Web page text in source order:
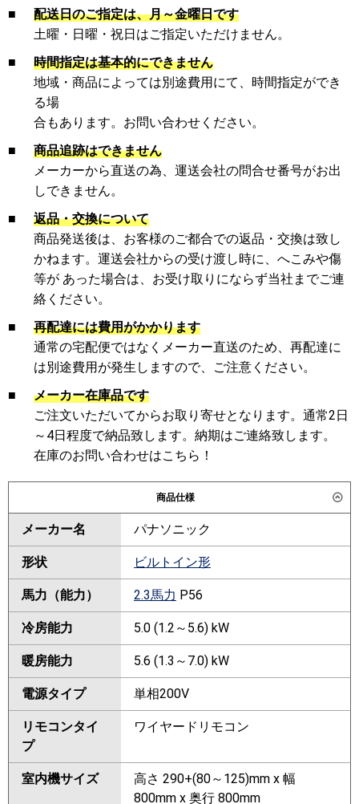
■
配送日のご指定は、月～金曜日です
土曜・日曜・祝日はご指定いただけません。
■
時間指定は基本的にできません
地域・商品によっては別途費用にて、時間指定ができ
る場
合もあります。お問い合わせください。
■
商品追跡はできません
メーカーから直送の為、運送会社の問合せ番号がお出
しできません。
■
返品・交換について
商品発送後は、お客様のご都合での返品・交換は致し
かねます。運送会社からの受け渡し時に、へこみや傷
等が あった場合は、お受け取りにならず当社までご連
絡ください。
■
再配達には費用がかかります
通常の宅配便ではなくメーカー直送のため、再配達に
は別途費用が発生しますので、ご注意ください。
■
メーカー在庫品です
ご注文いただいてからお取り寄せとなります。通常2日
～4日程度で納品致します。納期はご連絡致します。
在庫のお問い合わせはこちら！
商品仕様
メーカー名 パナソニック
形状 ビルトイン形
馬力（能力） 2.3馬力 P56
冷房能力 5.0 (1.2～5.6) kW
暖房能力 5.6 (1.3～7.0) kW
電源タイプ 単相200V
リモコンタイ
プ
ワイヤードリモコン
室内機サイズ
高さ 290+(80～125)mm x 幅
800mm x 奥行 800mm